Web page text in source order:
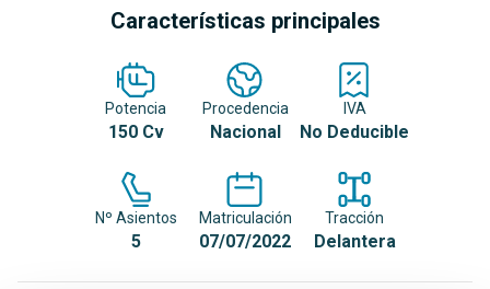
Características principales
Potencia
150 Cv
Procedencia
Nacional
IVA
No Deducible
Nº Asientos
5
Matriculación
07/07/2022
Tracción
Delantera